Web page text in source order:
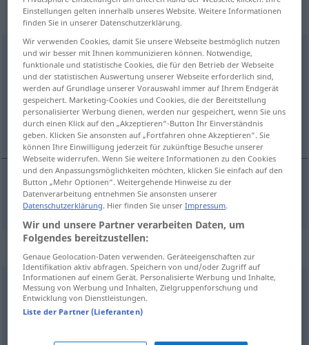
Femininum
klyngem/f
Übersicht aller Übersetzungen
(Für mehr Details die Übersetzung anklicken/antippen)
Haufen
Haufenm klynge
klynge
Übersicht aller Übersetzungen
Einstellungen gelten innerhalb unseres Website. Weitere Informationen
finden Sie in unserer Datenschutzerklärung.
Wir verwenden Cookies, damit Sie unsere Webseite bestmöglich nutzen
und wir besser mit Ihnen kommunizieren können. Notwendige,
funktionale und statistische Cookies, die für den Betrieb der Webseite
und der statistischen Auswertung unserer Webseite erforderlich sind,
werden auf Grundlage unserer Vorauswahl immer auf Ihrem Endgerät
gespeichert. Marketing-Cookies und Cookies, die der Bereitstellung
personalisierter Werbung dienen, werden nur gespeichert, wenn Sie uns
durch einen Klick auf den „Akzeptieren“-Button Ihr Einverständnis
geben. Klicken Sie ansonsten auf „Fortfahren ohne Akzeptieren“. Sie
können Ihre Einwilligung jederzeit für zukünftige Besuche unserer
Webseite widerrufen. Wenn Sie weitere Informationen zu den Cookies
und den Anpassungsmöglichkeiten möchten, klicken Sie einfach auf den
Button „Mehr Optionen“. Weitergehende Hinweise zu der
Datenverarbeitung entnehmen Sie ansonsten unserer
Datenschutzerklärung. Hier finden Sie unserImpressum.
Wir und unsere Partner verarbeiten Daten, um
Folgendes bereitzustellen:
Genaue Geolocation-Daten verwenden. Geräteeigenschaften zur
Identifikation aktiv abfragen. Speichern von und/oder Zugriff auf
Informationen auf einem Gerät. Personalisierte Werbung und Inhalte,
Messung von Werbung und Inhalten, Zielgruppenforschung und
Entwicklung von Dienstleistungen.
Liste der Partner (Lieferanten)